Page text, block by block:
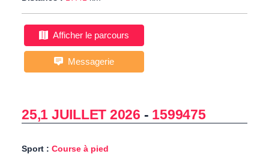
Afficher le parcours
Messagerie
25,1 JUILLET 2026 - 1599475
Sport : Course à pied